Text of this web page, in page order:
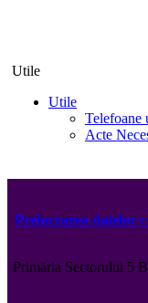
Utile
Utile
Telefoane
Acte
Prelucrarea datelor
Primăria Sectorului 5